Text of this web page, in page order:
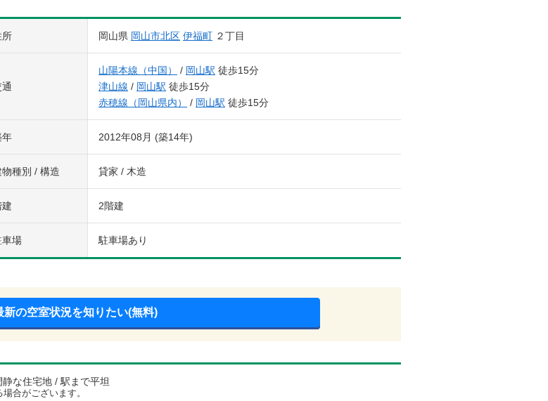
所 岡山県 岡山市北区 伊福町 ２丁目
山陽本線（中国） / 岡山駅 徒歩15分
津山線 / 岡山駅 徒歩15分
赤穂線（岡山県内）
/ 岡山駅 徒歩15分
年 2012年08月 (築14年)
物種別 / 構造 貸家 / 木造
建 2階建
車場 駐車場あり
新の空室状況を知りたい(無料)
な住宅地 / 駅まで平坦
合がございます。